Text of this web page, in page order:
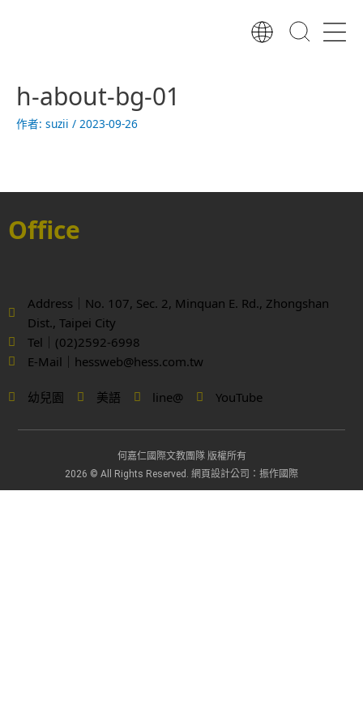
h-about-bg-01
作者: suzii / 2023-09-26
Office
Address｜No. 107, Sec. 2, Minquan E. Rd., Zhongshan
Dist., Taipei City
Tel｜(02)2592-6998
E-Mail｜hessweb@hess.com.tw
幼兒園 美語 line@ YouTube
何嘉仁國際文教團隊 版權所有
2026 © All Rights Reserved. 網頁設計公司 ：振作國際